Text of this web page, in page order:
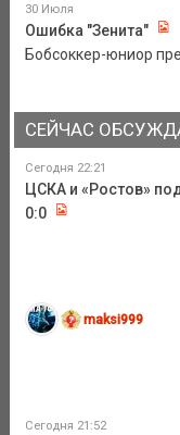
30 Июля
Ошибка "Зенита"
Бобсоккер-юниор
СЕЙЧАС
Сегодня 22:21
ЦСКА и «Ростов»
0:0
maksi999
Сегодня 21:52